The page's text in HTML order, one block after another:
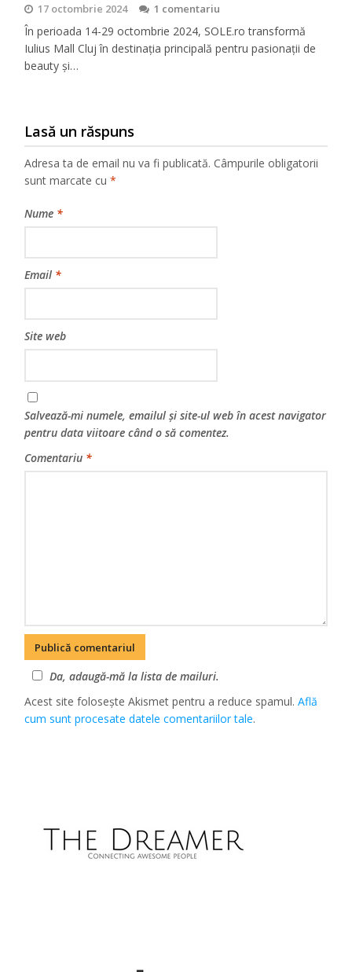
17 octombrie 2024 1 comentariu
În perioada 14-29 octombrie 2024, SOLE.ro transformă
Iulius Mall Cluj în destinația principală pentru pasionații de
beauty și…
Lasă un răspuns
Adresa ta de email nu va fi publicată. Câmpurile obligatorii
sunt marcate cu*
Nume *
Email *
Site web
Salvează-mi numele, emailul și site-ul web în acest navigator
pentru data viitoare când o să comentez.
Comentariu *
Da, adaugă-mă la lista de mailuri.
Acest site folosește Akismet pentru a reduce spamul.Află
cum sunt procesate datele comentariilor tale.